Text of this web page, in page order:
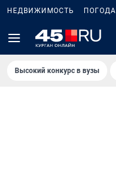
НЕДВИЖИМОСТЬ ПОГОДА
Высокий конкурс в вузы